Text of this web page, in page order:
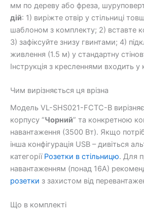
мм по дереву або фреза,
дій: 1) виріжте отвір у стільниці
шаблоном з комплекту; 2) вставте
3) зафіксуйте знизу гвинтами; 4)
живлення (1.5 м) у стандартну
Інструкція з кресленнями входить у
Чим вирізняється ця врізна
Модель VL-SHS021-FCTC-B
корпусу “Чорний” та конкретною
навантаження (3500 Вт). Якщо
інша конфігурація USB – дивіться
категорії Розетки в стільницю. Для
навантаженням (понад 16А)
розетки з захистом від
Що в комплекті